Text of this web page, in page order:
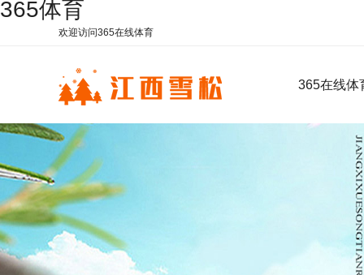
365体育
欢迎访问365在线体育
365在线体